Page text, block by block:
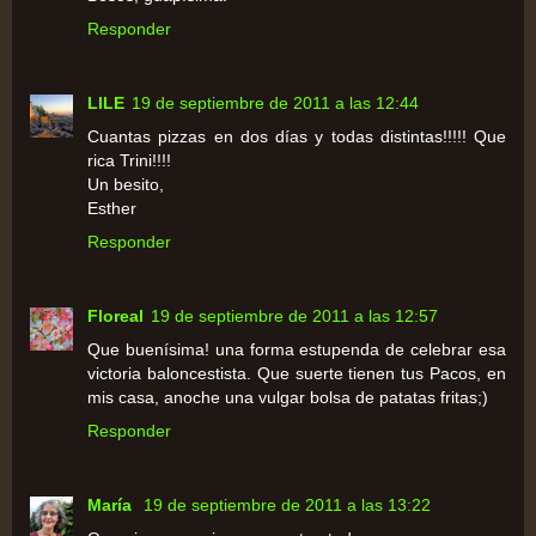
Responder
LILE 19 de septiembre de 2011 a las 12:44
Cuantas pizzas en dos días y todas distintas!!!!! Que
rica Trini!!!!
Un besito,
Esther
Responder
Floreal 19 de septiembre de 2011 a las 12:57
Que buenísima! una forma estupenda de celebrar esa
victoria baloncestista. Que suerte tienen tus Pacos, en
mis casa, anoche una vulgar bolsa de patatas fritas;)
Responder
María
19 de septiembre de 2011 a las 13:22